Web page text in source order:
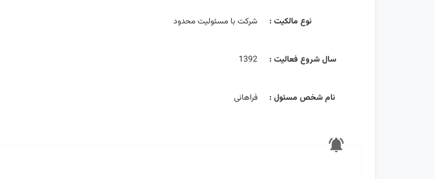
نوع مالکیت : شرکت با مسئولیت محدود
سال شروع فعالیت : 1392
نام شخص مسئول : فراهانی